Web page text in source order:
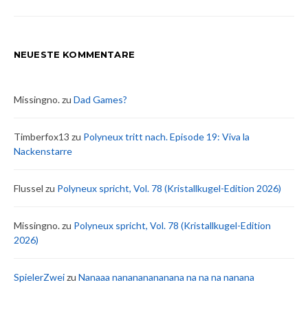
NEUESTE KOMMENTARE
Missingno.zu Dad Games?
Timberfox13 zu Polyneux tritt nach. Episode 19: Viva la
Nackenstarre
Flussel zu Polyneux spricht, Vol. 78 (Kristallkugel-Edition 2026)
Missingno.zu Polyneux spricht, Vol. 78 (Kristallkugel-Edition
2026)
SpielerZweizu Nanaaa nanananananana na na na nanana